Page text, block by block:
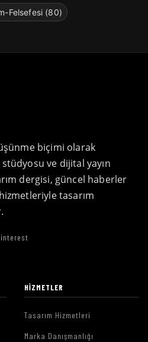
Felsefesi (80)
biçimi olarak
ve dijital yayın
dergisi, güncel haberler
tasarım
HIZMETLER
Tasarım Hizmetleri
Marka Danışmanlığı